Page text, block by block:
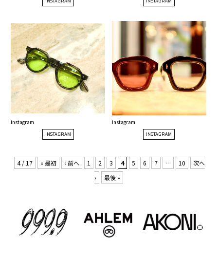
instagram
INSTAGRAM
instagram
INSTAGRAM
4 / 17 « 最初 ‹ 前へ 1 2 3 4 5 6 7 … 10
次へ
›
最後 »